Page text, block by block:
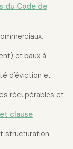
du Code de
et baux à
d'éviction et
récupérables et
clause
structuration